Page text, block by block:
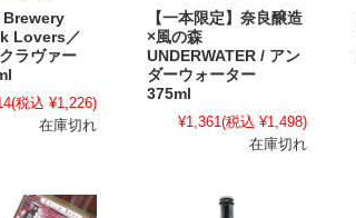
Brewery
Lovers／
ラヴァー
(税込 ¥1,226)
在庫切れ
【一本限定】奈良醸造
×風の森
UNDERWATER / アン
ダーウォーター
375ml
¥1,361(税込 ¥1,498)
在庫切れ